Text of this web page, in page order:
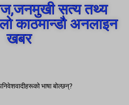
सत्य तथ्य
काठमान्डौ अनलाइन
खबर
भाषा बोल्छन्?